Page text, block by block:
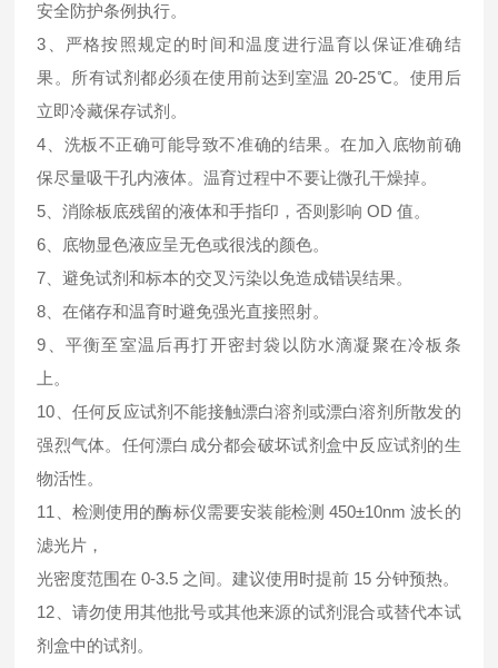
安全防护条例执行。
3、严格按照规定的时间和温度进行温育以保证准确结
果。所有试剂都必须在使用前达到室温 20-25℃。使用后
立即冷藏保存试剂。
4、洗板不正确可能导致不准确的结果。在加入底物前确
保尽量吸干孔内液体。温育过程中不要让微孔干燥掉。
5、消除板底残留的液体和手指印，否则影响 OD 值。
6、底物显色液应呈无色或很浅的颜色。
7、避免试剂和标本的交叉污染以免造成错误结果。
8、在储存和温育时避免强光直接照射。
9、平衡至室温后再打开密封袋以防水滴凝聚在冷板条
上。
10、任何反应试剂不能接触漂白溶剂或漂白溶剂所散发的
强烈气体。任何漂白成分都会破坏试剂盒中反应试剂的生
物活性。
11、检测使用的酶标仪需要安装能检测 450±10nm 波长的
滤光片，
光密度范围在 0-3.5 之间。建议使用时提前 15 分钟预热。
12、请勿使用其他批号或其他来源的试剂混合或替代本试
剂盒中的试剂。